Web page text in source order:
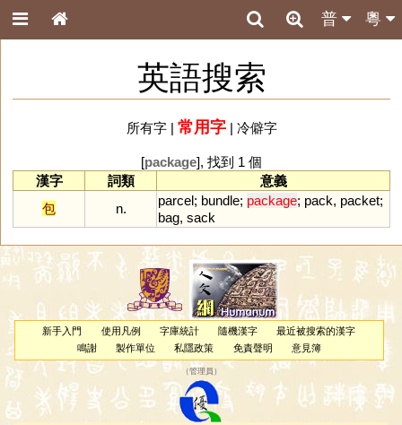
粵
普
英語搜索
所有字| 常用字| 冷僻字
[package], 找到 1 個
漢字
詞類
意義
包
n.
parcel; bundle; package; pack, packet;
bag, sack
新手入門 使用凡例 字庫統計 隨機漢字
最近被搜索的漢字
鳴謝
製作單位 私隱政策 免責聲明 意見簿
（管理員 ）